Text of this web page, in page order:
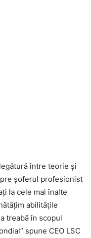
între teorie și
șoferul profesionist
la cele mai înalte
abilitățile
treabă în scopul
spune CEO LSC